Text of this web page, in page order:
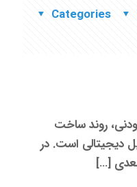
Categories
روند ساخت
دیجیتالی است. در
[…]